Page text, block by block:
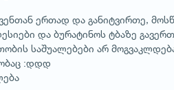
ერთად და განიტვირთე,
და ბურატინოს ტბაზე
საშუალებები არ
:დდდ